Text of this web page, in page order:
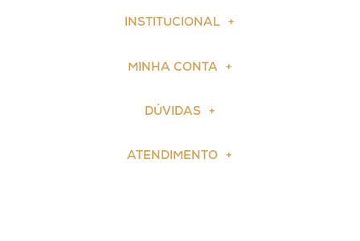
INSTITUCIONAL
MINHA CONTA
DÚVIDAS
ATENDIMENTO